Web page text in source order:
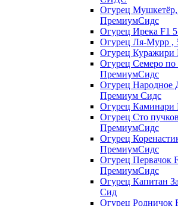
Огурец Мушкетёр,
ПремиумСидс
Огурец Ирека F1
Огурец Ля-Мурр ,
Огурец Куражири
Огурец Семеро по
ПремиумСидс
Огурец Народное
Премиум Сидс
Огурец Каминари
Огурец Сто
ПремиумСидс
Огурец
ПремиумСидс
Огурец Первачок
ПремиумСидс
Огурец Капитан
Сид
Огурец Родничок